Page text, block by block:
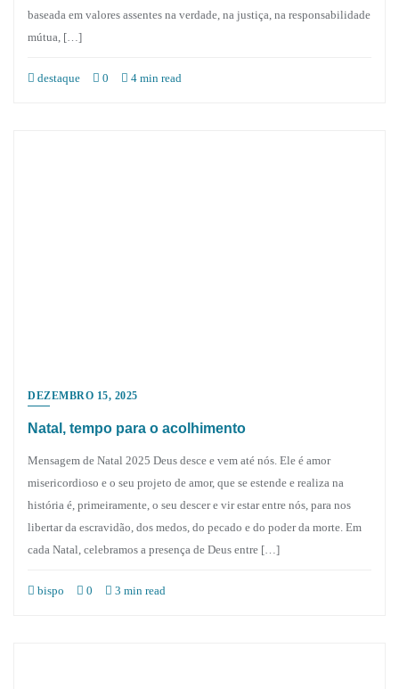
baseada em valores assentes na verdade, na justiça, na responsabilidade
mútua, […]
destaque 0 4 min read
DEZEMBRO 15, 2025
Natal, tempo para o acolhimento
Mensagem de Natal 2025 Deus desce e vem até nós. Ele é amor
misericordioso e o seu projeto de amor, que se estende e realiza na
história é, primeiramente, o seu descer e vir estar entre nós, para nos
libertar da escravidão, dos medos, do pecado e do poder da morte. Em
cada Natal, celebramos a presença de Deus entre […]
bispo 0 3 min read